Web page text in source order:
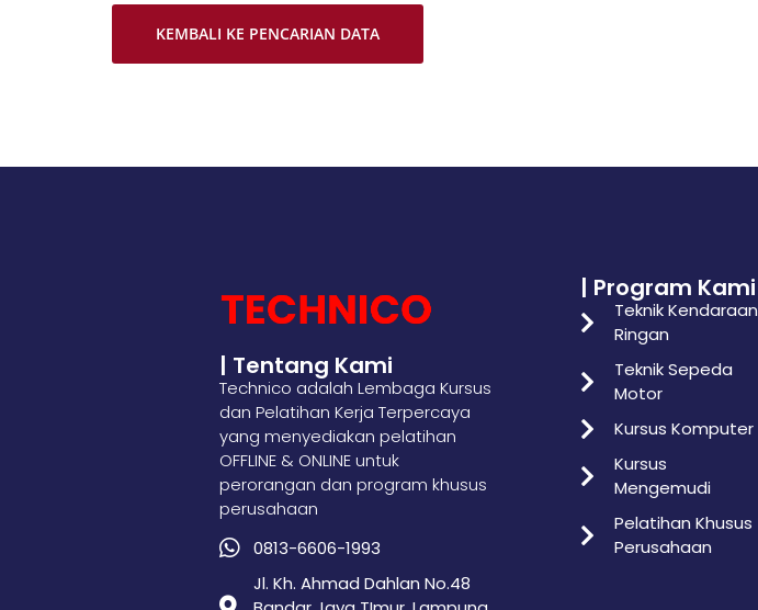
KEMBALI KE PENCARIAN DATA
| Tentang Kami
Technico adalah Lembaga Kursus
dan Pelatihan Kerja Terpercaya
yang menyediakan pelatihan
OFFLINE & ONLINE untuk
perorangan dan program khusus
perusahaan
0813-6606-1993
Jl. Kh. Ahmad Dahlan No.48
| Program Kami
Teknik Kendaraan
Ringan
Teknik Sepeda
Motor
Kursus Komputer
Kursus
Mengemudi
Pelatihan Khusus
Perusahaan